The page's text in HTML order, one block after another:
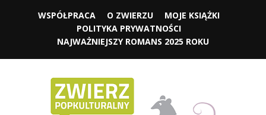
WSPÓŁPRACA O ZWIERZU
MOJE KSIĄŻKI
POLITYKA PRYWATNOŚCI
NAJWAŻNIEJSZY ROMANS 2025 ROKU